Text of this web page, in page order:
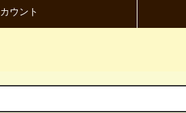
ウント